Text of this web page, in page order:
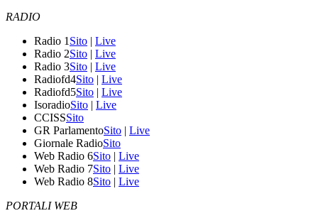
RADIO
Radio 1 Sito | Live
Radio 2Sito | Live
Radio 3Sito | Live
Radiofd4Sito | Live
Radiofd5Sito | Live
IsoradioSito | Live
CCISSSito
GR ParlamentoSito | Live
Giornale RadioSito
Web Radio 6Sito | Live
Web Radio 7Sito | Live
Web Radio 8Sito | Live
PORTALI WEB